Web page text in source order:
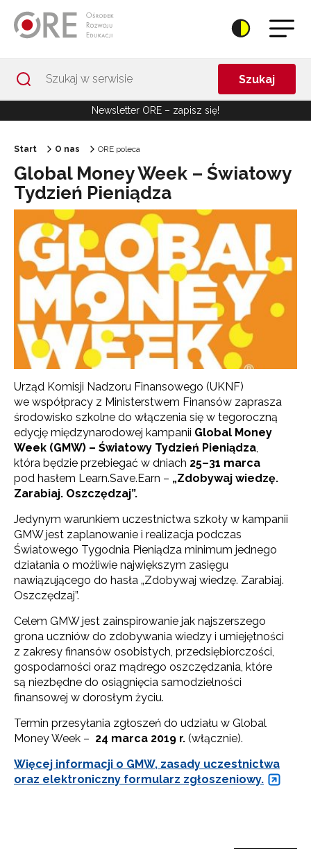
Szukaj
Newsletter ORE – zapisz się!
Start O nas ORE poleca
Global Money Week – Światowy
Tydzień Pieniądza
Urząd Komisji Nadzoru Finansowego (UKNF)
we współpracy z Ministerstwem Finansów zaprasza
środowisko szkolne do włączenia się w tegoroczną
edycję międzynarodowej kampanii Global Money
Week (GMW) – Światowy Tydzień Pieniądza
która będzie przebiegać w dniach 25–31 marca
pod hasłem Learn.Save.Earn – „Zdobywaj wiedzę.
Zarabiaj. Oszczędzaj”.
Jedynym warunkiem uczestnictwa szkoły w kampanii
GMW jest zaplanowanie i realizacja podczas
Światowego Tygodnia Pieniądza minimum jednego
działania o możliwie największym zasięgu
nawiązującego do hasła „Zdobywaj wiedzę. Zarabiaj.
Oszczędzaj”.
Celem GMW jest zainspirowanie jak najszerszego
grona uczniów do zdobywania wiedzy i umiejętności
z zakresy finansów osobistych, przedsiębiorczości,
gospodarności oraz mądrego oszczędzania, które
są niezbędne do osiągnięcia samodzielności
finansowej w dorosłym życiu.
Termin przesyłania zgłoszeń do udziału w Global
Money Week – 24 marca 2019 r. (włącznie).
Więcej informacji o GMW, zasady uczestnictwa
oraz elektroniczny formularz zgłoszeniowy.